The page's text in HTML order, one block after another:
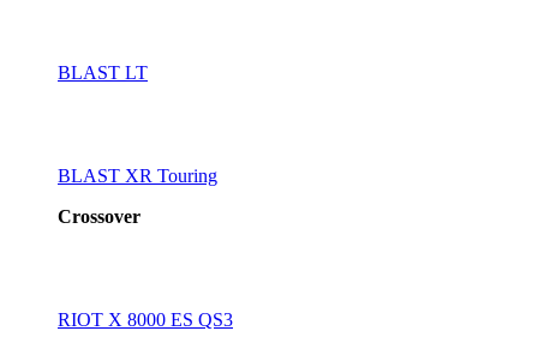
BLAST LT
BLAST XR Touring
Crossover
RIOT X 8000 ES QS3